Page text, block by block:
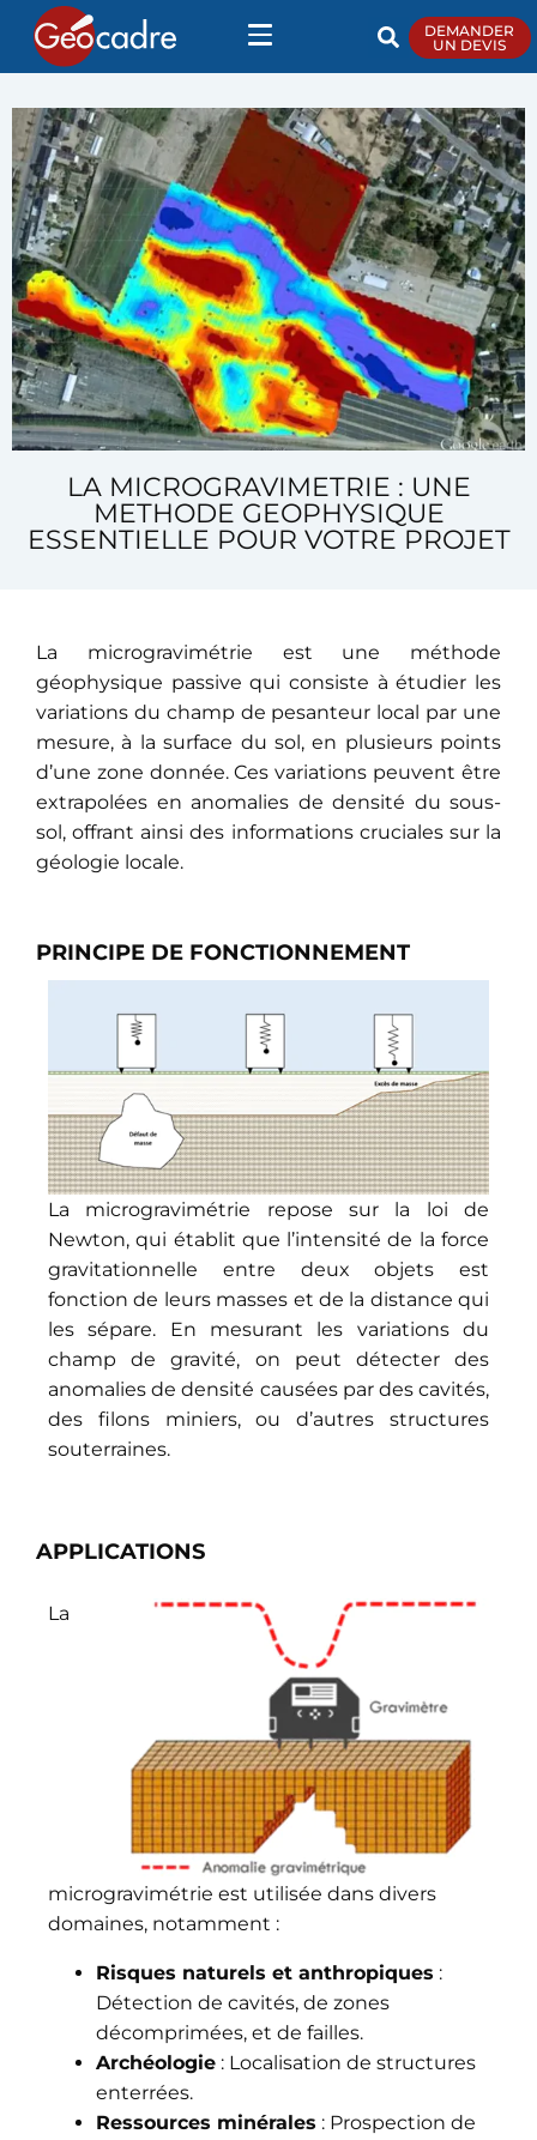
DEMANDER
UN DEVIS
LA MICROGRAVIMETRIE : UNE
METHODE GEOPHYSIQUE
ESSENTIELLE POUR VOTRE PROJET
La microgravimétrie est une méthode
géophysique passive qui consiste à étudier les
variations du champ de pesanteur local par une
mesure, à la surface du sol, en plusieurs points
d’une zone donnée. Ces variations peuvent être
extrapolées en anomalies de densité du sous-
sol, offrant ainsi des informations cruciales sur la
géologie locale.
PRINCIPE DE FONCTIONNEMENT
La microgravimétrie repose sur la loi de
Newton, qui établit que l’intensité de la force
gravitationnelle entre deux objets est
fonction de leurs masses et de la distance qui
les sépare. En mesurant les variations du
champ de gravité, on peut détecter des
anomalies de densité causées par des cavités,
des filons miniers, ou d’autres structures
souterraines.
APPLICATIONS
La
microgravimétrie est utilisée dans divers
domaines, notamment :
Risques naturels et anthropiques :
Détection de cavités, de zones
décomprimées, et de failles.
Archéologie : Localisation de structures
enterrées.
Ressources minérales : Prospection de